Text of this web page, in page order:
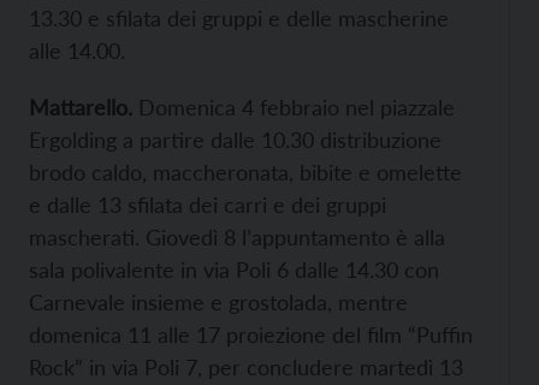
13.30 e sfilata dei gruppi e delle mascherine
alle 14.00.
Mattarello. Domenica 4 febbraio nel piazzale
Ergolding a partire dalle 10.30 distribuzione
brodo caldo, maccheronata, bibite e omelette
e dalle 13 sfilata dei carri e dei gruppi
mascherati. Giovedì 8 l’appuntamento è alla
sala polivalente in via Poli 6 dalle 14.30 con
Carnevale insieme e grostolada, mentre
domenica 11 alle 17 proiezione del film “Puffin
Rock” in via Poli 7, per concludere martedì 13